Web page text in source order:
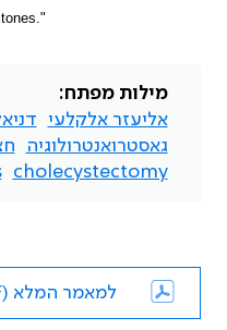
מילות מפתח:
אליעזר אלקלעי
גאסטרואנטרולוגיה
cholecystectomy
למאמר המלא (PDF)